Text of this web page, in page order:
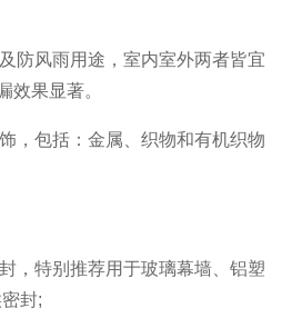
防风雨用途，室内室外两者皆宜
效果显著。
，包括：金属、织物和有机织物
，特别推荐用于玻璃幕墙、铝塑
封;